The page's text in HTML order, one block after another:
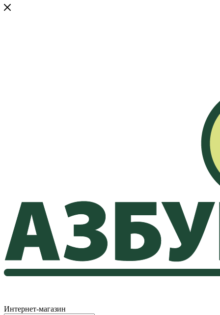
Интернет-магазин